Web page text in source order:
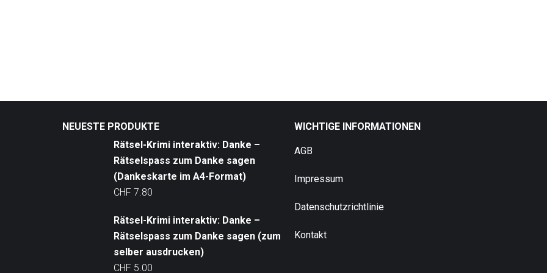
NEUESTE PRODUKTE
Rätsel-Krimi interaktiv: Danke –
Rätselspass zum Danke sagen
(Dankeskarte im A4-Format)
CHF 7.80
Rätsel-Krimi interaktiv: Danke –
Rätselspass zum Danke sagen (zum
selber ausdrucken)
CHF 5.00
WICHTIGE INFORMATIONEN
AGB
Impressum
Datenschutzrichtlinie
Kontakt